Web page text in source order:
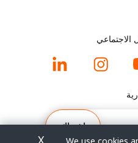
الاجتماعي
اشتراك